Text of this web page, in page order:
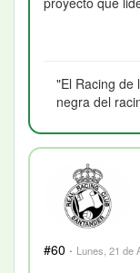
"El Racing de
negra del
#60 · Lunes, 21 de